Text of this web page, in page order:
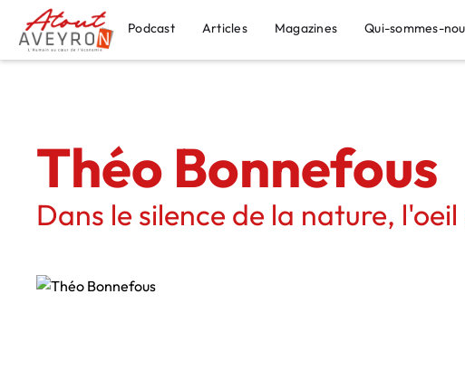
Podcast Articles Magazines Qui-sommes-
Théo Bonnefous
Dans le silence de la nature,